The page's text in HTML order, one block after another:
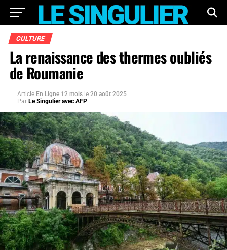
CULTURE
La renaissance des thermes oubliés
de Roumanie
Article En Ligne 12 mois le 20 août 2025
Par Le Singulier avec AFP